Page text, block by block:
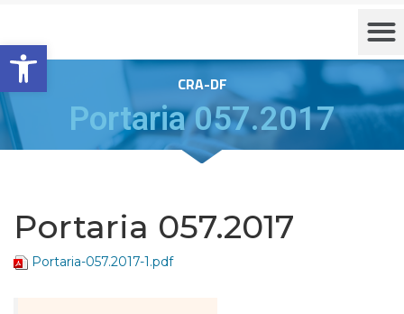
Barra de Ferramentas Aberta
CRA-DF
Portaria 057.2017
Portaria 057.2017
Portaria-057.2017-1.pdf